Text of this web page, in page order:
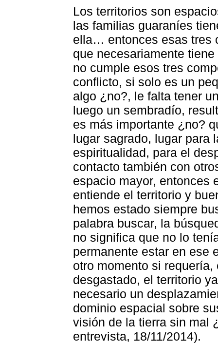
Los territorios son
las familias guaraníes
ella… entonces esas tres
que necesariamente
no cumple esos tres
conflicto, si solo es un
algo ¿no?, le falta tener
luego un sembradío,
es más importante ¿no?
lugar sagrado, lugar para
espiritualidad, para el
contacto también con
espacio mayor, entonces
entiende el territorio y
hemos estado siempre
palabra buscar, la
no significa que no lo
permanente estar en ese
otro momento si
desgastado, el territorio
necesario un
dominio espacial sobre
visión de la tierra sin mal
entrevista, 18/11/2014).